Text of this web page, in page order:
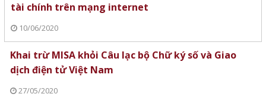
tài chính trên mạng internet
10/06/2020
Khai trừ MISA khỏi Câu lạc bộ Chữ ký số và Giao
dịch điện tử Việt Nam
27/05/2020